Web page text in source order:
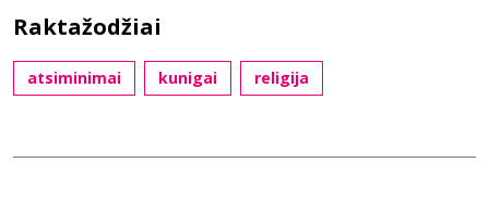
Raktažodžiai
atsiminimai kunigai religija